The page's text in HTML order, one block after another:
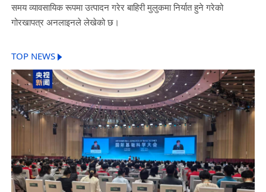
समय व्यावसायिक रूपमा उत्पादन गरेर बाहिरी मुलुकमा निर्यात हुने गरेको
गोरखापत्र अनलाइनले लेखेको छ।
TOP NEWS